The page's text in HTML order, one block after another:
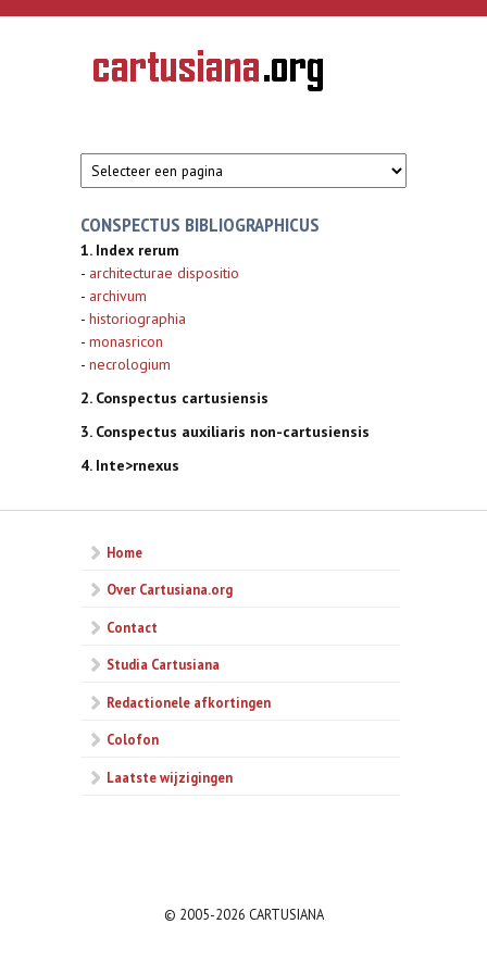
Overslaan en naar de inhoud gaan
CARTUSIANA
Geschiedenis
van de
CONSPECTUS BIBLIOGRAPHICUS
1. Index rerum
- architecturae dispositio
- archivum
- historiographia
- monasricon
- necrologium
2. Conspectus cartusiensis
3. Conspectus auxiliaris non-cartusiensis
4. Inte>rnexus
Home
Over Cartusiana.org
Contact
Studia Cartusiana
Redactionele afkortingen
Colofon
Laatste wijzigingen
© 2005-2026 CARTUSIANA